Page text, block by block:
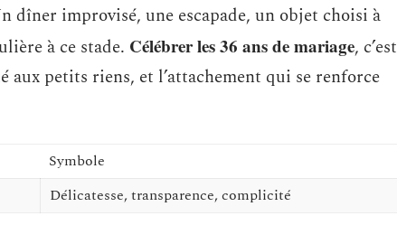
improvisé, une escapade, un objet choisi à
à ce stade. Célébrer les 36 ans de mariage, c’est
petits riens, et l’attachement qui se renforce
Symbole
Délicatesse, transparence, complicité